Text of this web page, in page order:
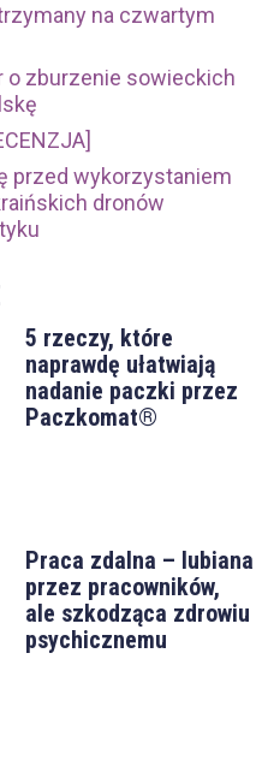
na czwartym
o zburzenie sowieckich
przed wykorzystaniem
dronów
5 rzeczy, które
naprawdę ułatwiają
nadanie paczki przez
Paczkomat®
Praca zdalna – lubiana
przez pracowników,
ale szkodząca zdrowiu
psychicznemu